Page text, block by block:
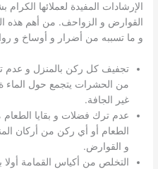
الإرشادات المفيدة لعملائها
القوارض و الزواحف. من أهم هذه
و ما تسببه من أضرار و أوساخ و
تجفيف كل ركن بالمنزل و عدم
من الحشرات يتجمع حول الماء
غير الجافة.
عدم ترك فضلات و بقايا
الطعام أو أي ركن من أركان
و القوارض.
التخلص من أكياس القمامة أولا